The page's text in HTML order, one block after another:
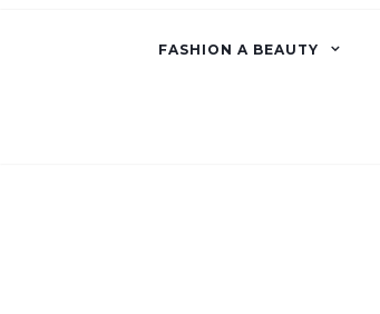
FASHION A BEAUTY